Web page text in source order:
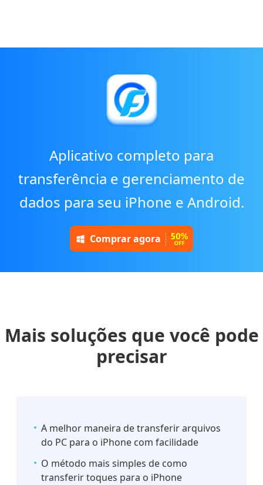
Aplicativo completo para
transferência e gerenciamento de
dados para seu iPhone e Android.
Comprar agora
Mais soluções que você pode
precisar
A melhor maneira de transferir arquivos
do PC para o iPhone com facilidade
O método mais simples de como
transferir toques para o iPhone